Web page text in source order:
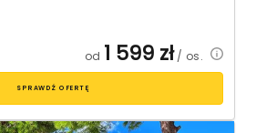
od 1 599 zł/ os.
SPRAWDŹ OFERTĘ